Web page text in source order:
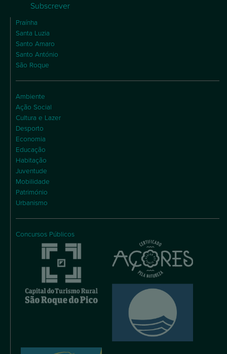
Subscrever
Praínha
Santa Luzia
Santo Amaro
Santo António
São Roque
Ambiente
Ação Social
Cultura e Lazer
Desporto
Economia
Educação
Habitação
Juventude
Mobilidade
Património
Urbanismo
Concursos Públicos